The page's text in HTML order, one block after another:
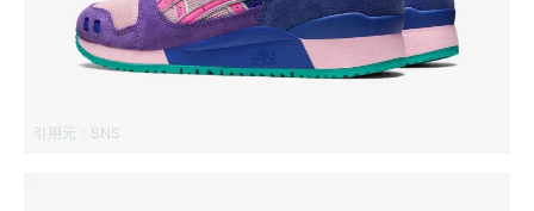
引用元： SNS